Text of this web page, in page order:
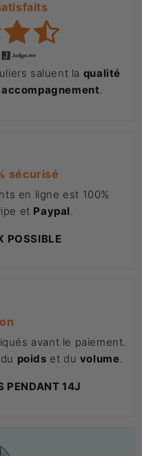
saluent la qualité
accompagnement
sécurisé
en ligne est 100%
et Paypal
POSSIBLE
avant le paiement.
poids et du volume
PENDANT 14J